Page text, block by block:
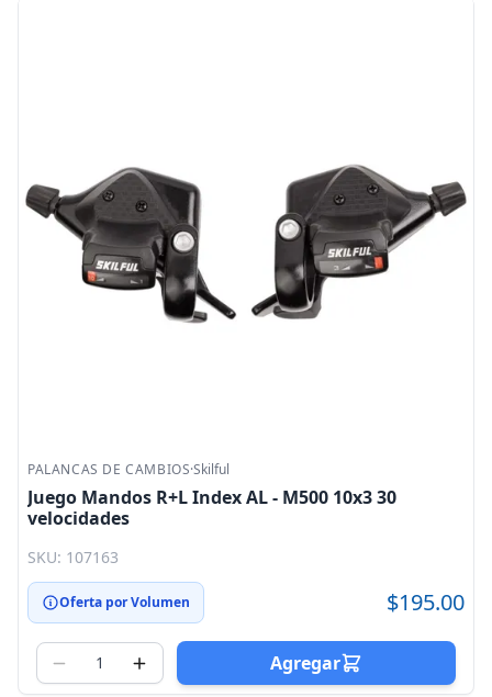
PALANCAS DE CAMBIOS·Skilful
Juego Mandos R+L Index AL - M500 10x3 30
velocidades
SKU: 107163
Oferta por Volumen $195.00
Agregar